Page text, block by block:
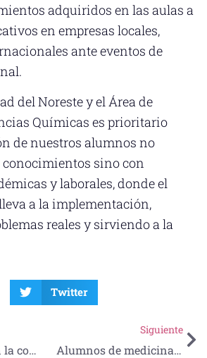
adquiridos en las aulas a
en empresas locales,
ante eventos de
del Noreste y el Área de
Químicas es prioritario
de nuestros alumnos no
sino con
y laborales, donde el
a la implementación,
reales y sirviendo a la
Twitter
UNE: pionera en la conformación de un semillero de investigación binacional LATAM
Siguiente
Alumnos de medicina de la UNE viven emotiva ceremonia de Fin de Cursos